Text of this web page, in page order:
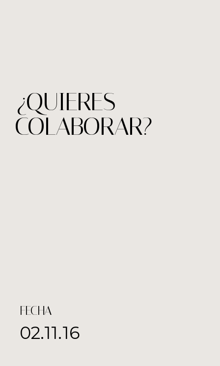
¿QUIERES
COLABORAR?
FECHA
02.11.16